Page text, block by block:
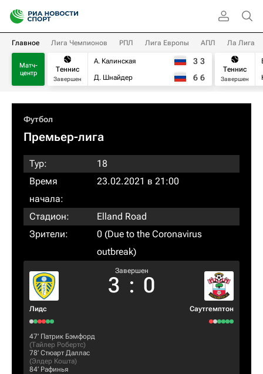
Главное Лига Чемпионов РПЛ Лига Европы АПЛ Ла Лига
Матч-
центр
Теннис
Завершен
А. Калинская
Д. Шнайдер
3 3
6 6
Теннис
Завершен
Футбол
Премьер-лига
Тур:
18
Время
начала:
23.02.2021 в 21:00
Стадион:
Elland Road
Зрители:
0 (Due to the Coronavirus
outbreak)
Лидс
Завершен
3 : 0
Саутгемптон
47‎’‎ Патрик Бэмфорд
(Тайлер Робертс)
78‎’‎ Стюарт Даллас
(Элдер Кошта)
84‎’‎ Рафинья